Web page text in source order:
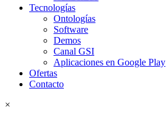
Tecnologías
Ontologías
Software
Demos
Canal GSI
Aplicaciones en Google Play
Ofertas
Contacto
×